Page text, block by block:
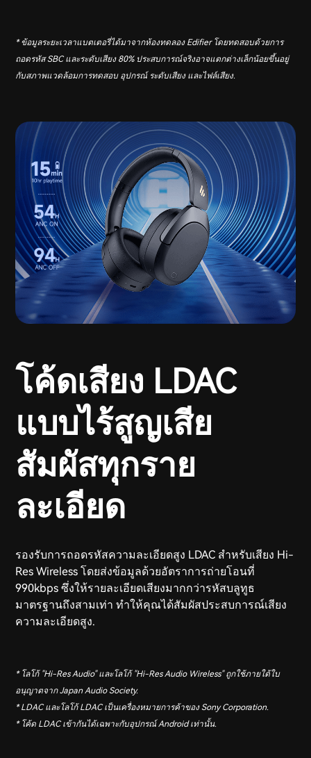
* ข้อมูลระยะเวลาแบตเตอรี่ได้มาจากห้องทดลอง Edifier โดยทดสอบด้วยการ
ถอดรหัส SBC และระดับเสียง 80% ประสบการณ์จริงอาจแตกต่างเล็กน้อยขึ้นอยู่
กับสภาพแวดล้อมการทดสอบ อุปกรณ์ ระดับเสียง และไฟล์เสียง.
โค้ดเสียง LDAC
แบบไร้สูญเสีย
สัมผัสทุกราย
ละเอียด
รองรับการถอดรหัสความละเอียดสูง LDAC สำหรับเสียง Hi-
Res Wireless โดยส่งข้อมูลด้วยอัตราการถ่ายโอนที่
990kbps ซึ่งให้รายละเอียดเสียงมากกว่ารหัสบลูทูธ
มาตรฐานถึงสามเท่า ทำให้คุณได้สัมผัสประสบการณ์เสียง
ความละเอียดสูง.
* โลโก้ "Hi-Res Audio" และโลโก้ "Hi-Res Audio Wireless" ถูกใช้ภายใต้ใบ
อนุญาตจาก Japan Audio Society.
* LDAC และโลโก้ LDAC เป็นเครื่องหมายการค้าของ Sony Corporation.
* โค้ด LDAC เข้ากันได้เฉพาะกับอุปกรณ์ Android เท่านั้น.